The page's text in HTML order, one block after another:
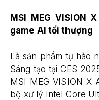
MSI MEG VISION
game AI tối thượng
Là sản phẩm tự hào
Sáng tạo tại CES
MSI MEG VISION X
bộ xử lý Intel Core